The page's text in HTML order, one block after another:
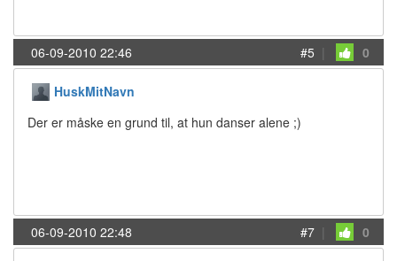
06-09-2010 22:46 #5 | 0
HuskMitNavn
Der er måske en grund til, at hun danser alene ;)
06-09-2010 22:48 #7 | 0